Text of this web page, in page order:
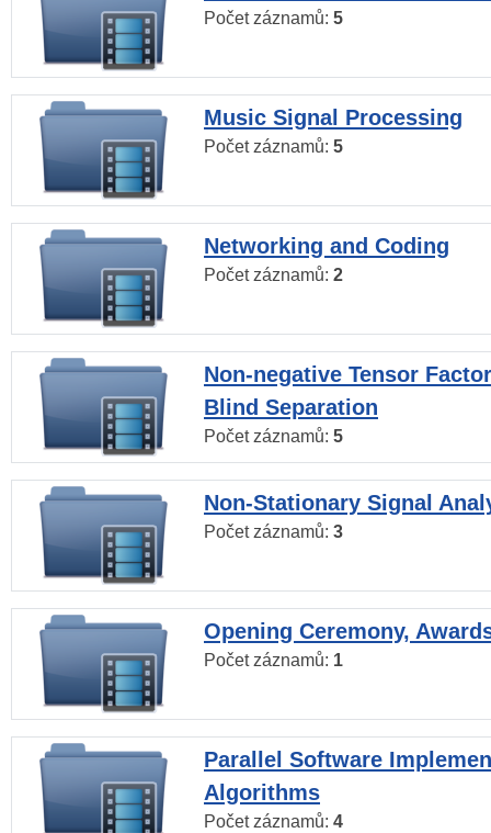
Počet záznamů: 5
Music Signal Processing
Počet záznamů: 5
Networking and Coding
Počet záznamů: 2
Non-negative Tensor
Blind Separation
Počet záznamů: 5
Non-Stationary Signal
Počet záznamů: 3
Opening Ceremony,
Počet záznamů: 1
Parallel Software
Algorithms
Počet záznamů: 4